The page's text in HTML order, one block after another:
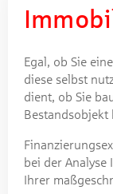
Egal, ob Sie
diese selbst
dient, ob Sie
bei der
Ihrer